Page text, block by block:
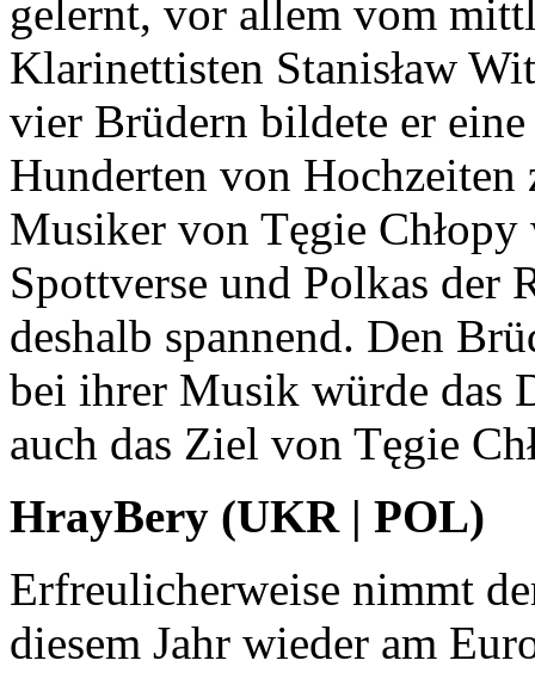
gelernt, vor allem vom
Klarinettisten Stanisław
vier Brüdern bildete er
Hunderten von Hochzeiten
Musiker von Tęgie Chłopy
Spottverse und Polkas der
deshalb spannend. Den
bei ihrer Musik würde das
auch das Ziel von Tęgie
HrayBery (UKR | POL)
Erfreulicherweise nimmt
diesem Jahr wieder am